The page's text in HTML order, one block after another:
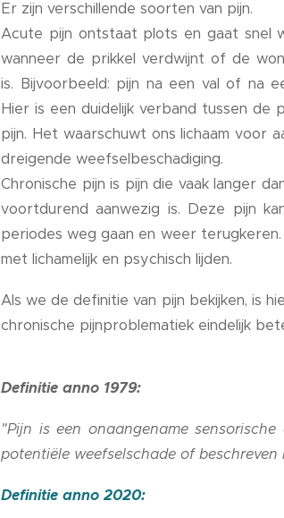
Er zijn verschillende soorten van pijn.
Acute pijn ontstaat plots en gaat snel
wanneer de prikkel verdwijnt of de
is. Bijvoorbeeld: pijn na een val of na
Hier is een duidelijk verband tussen de
pijn. Het waarschuwt ons lichaam voor
dreigende weefselbeschadiging.
Chronische pijn is pijn die vaak langer
voortdurend aanwezig is. Deze pijn
periodes weg gaan en weer terugkeren.
met lichamelijk en psychisch lijden.
Als we de definitie van pijn bekijken, is
chronische pijnproblematiek eindelijk
Definitie anno 1979:
"Pijn is een onaangename
potentiële weefselschade of
Definitie anno 2020: